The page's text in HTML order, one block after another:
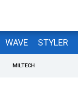
WAVE STYLER
MILTECH